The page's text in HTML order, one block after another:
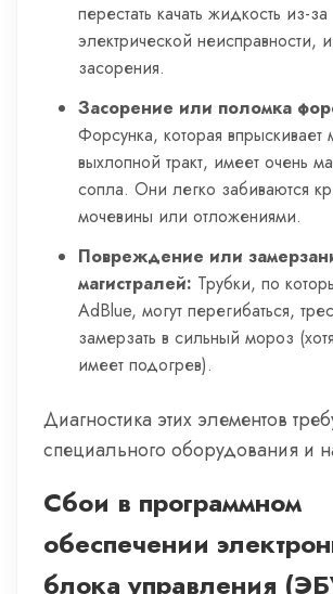
перестать качать жидкость из-за
электрической неисправности,
засорения.
Засорение или поломка
Форсунка, которая впрыскивает
выхлопной тракт, имеет очень
сопла. Они легко забиваются
мочевины или отложениями.
Повреждение или
магистралей: Трубки, по
AdBlue, могут перегибаться,
замерзать в сильный мороз
имеет подогрев).
Диагностика этих элементов
специального оборудования и
Сбои в программном
обеспечении
блока управления